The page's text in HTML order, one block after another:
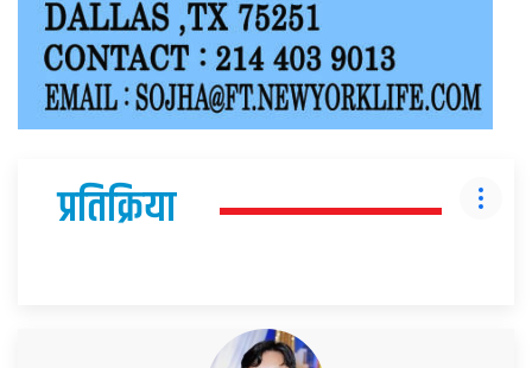
प्रतिक्रिया